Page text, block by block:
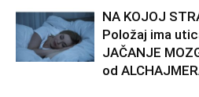
NA KOJOJ
Položaj ima
JAČANJE
od